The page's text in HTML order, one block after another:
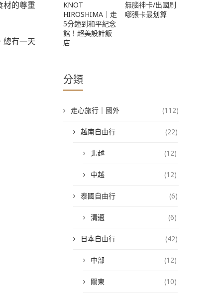
材的尊重
總有一天
KNOT
HIROSHIMA｜走
5分鐘到和平紀念
館！超美設計飯
店
無腦神卡/出國刷
哪張卡最划算
分類
走心旅行｜國外 (112)
越南自由行 (22)
北越 (12)
中越 (12)
泰國自由行 (6)
清邁 (6)
日本自由行 (42)
中部 (12)
關東 (10)